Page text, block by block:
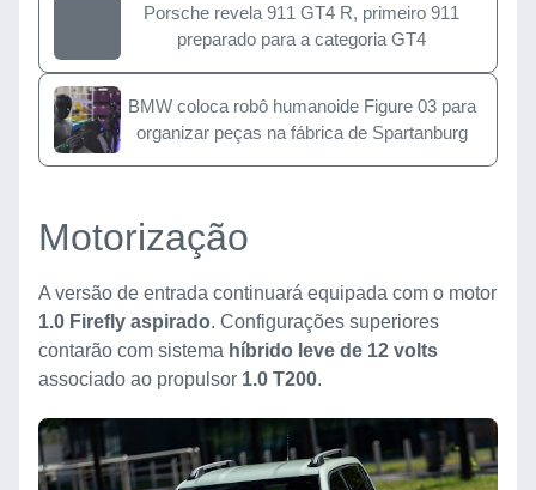
Porsche revela 911 GT4 R, primeiro 911
preparado para a categoria GT4
BMW coloca robô humanoide Figure 03 para
organizar peças na fábrica de Spartanburg
Motorização
A versão de entrada continuará equipada com o motor
1.0 Firefly aspirado. Configurações superiores
contarão com sistema híbrido leve de 12 volts
associado ao propulsor 1.0 T200.